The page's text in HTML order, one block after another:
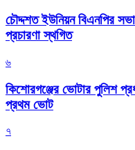
চৌদ্দশত ইউনিয়ন বিএনপির
প্রচারণা স্থগিত
৬
কিশোরগঞ্জের ভোটার পুলিশ
প্রথম ভোট
৭